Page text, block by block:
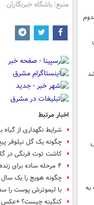
به
منبع: باشگاه خبرنگاران
اخبار مرتبط
شرایط نگهداری از گیاه
چگونه یک گل نیلوفر
کاشت توت فرنگی در
۴ مرحله ساده برای زنده نگهداشتن گیاهان در خانه
چگونه هویج را یک سال
با لیموترش پوست را
کنگینه چیست؟ +عکس